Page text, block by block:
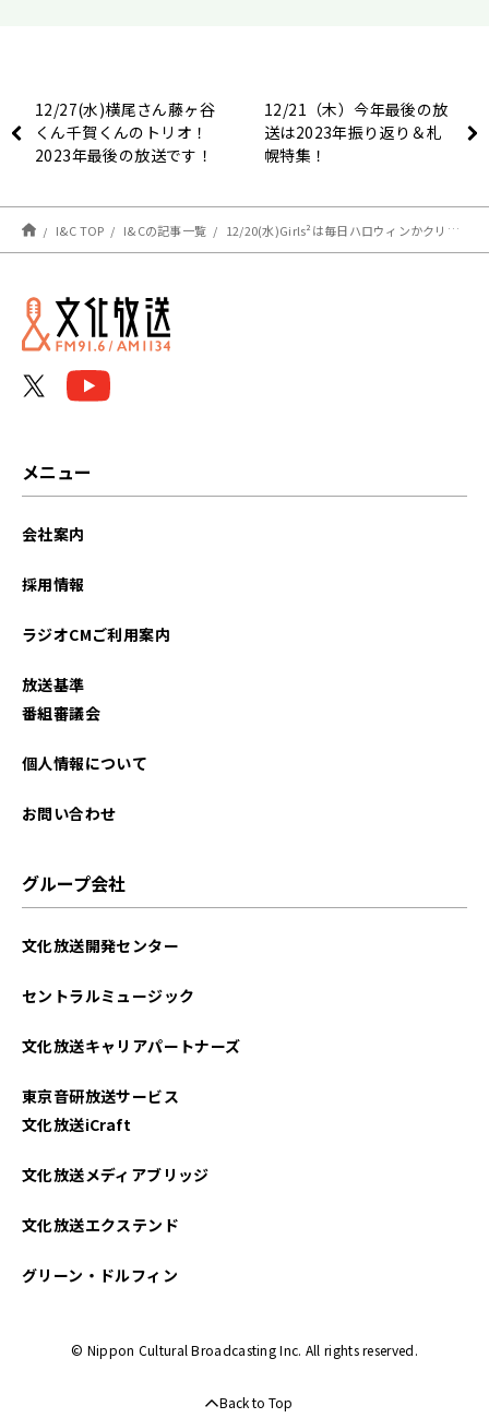
12/27(水)横尾さん藤ヶ谷
くん千賀くんのトリオ！
2023年最後の放送です！
12/21（木）今年最後の放
送は2023年振り返り＆札
幌特集！
I&C TOP I&Cの記事一覧 12/20(水)Girls²は毎日ハロウィンかクリスマスだったらどっちを選ぶ？【矢吹奈子のレコメン！】
メニュー
会社案内
採用情報
ラジオCMご利用案内
放送基準
番組審議会
個人情報について
お問い合わせ
グループ会社
文化放送開発センター
セントラルミュージック
文化放送キャリアパートナーズ
東京音研放送サービス
文化放送iCraft
文化放送メディアブリッジ
文化放送エクステンド
グリーン・ドルフィン
© Nippon Cultural Broadcasting Inc. All rights reserved.
Back to Top